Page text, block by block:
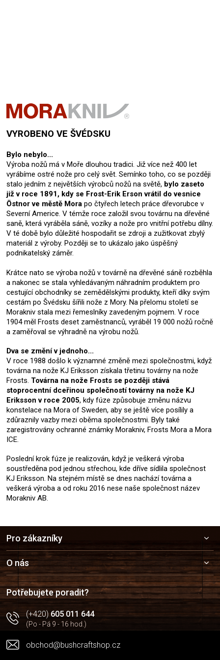
VYROBENO VE ŠVÉDSKU
Bylo nebylo...
Výroba nožů má v Moře dlouhou tradici. Již více než 400 let
vyrábíme ostré nože pro celý svět. Semínko toho, co se později
stalo jedním z největších výrobců nožů na světě, bylo zaseto
již v roce 1891, kdy se Frost-Erik Erson vrátil do vesnice
Östnor ve městě Mora po čtyřech letech práce dřevorubce v
Severní Americe. V témže roce založil svou továrnu na dřevěné
saně, která vyráběla sáně, vozíky a nože pro vnitřní potřebu dílny.
V té době bylo důležité hospodařit se zdroji a zužitkovat zbylý
materiál z výroby. Později se to ukázalo jako úspěšný
podnikatelský záměr.
Krátce nato se výroba nožů v továrně na dřevěné sáně rozběhla
a nakonec se stala vyhledávaným náhradním produktem pro
cestující obchodníky se zemědělskými produkty, kteří díky svým
cestám po Švédsku šířili nože z Mory. Na přelomu století se
Morakniv stala mezi řemeslníky zavedeným pojmem. V roce
1904 měl Frosts deset zaměstnanců, vyráběl 19 000 nožů ročně
a zaměřoval se výhradně na výrobu nožů.
Dva se změní v jednoho...
V roce 1988 došlo k významné změně mezi společnostmi, když
továrna na nože KJ Eriksson získala třetinu továrny na nože
Frosts. Továrna na nože Frosts se později stává
stoprocentní dceřinou společností továrny na nože KJ
Eriksson v roce 2005, kdy fúze způsobuje změnu názvu
konstelace na Mora of Sweden, aby se ještě více posílily a
zdůraznily vazby mezi oběma společnostmi. Byly také
zaregistrovány ochranné známky Morakniv, Frosts Mora a Mora
ICE.
Poslední krok fúze je realizován, když je veškerá výroba
soustředěna pod jednou střechou, kde dříve sídlila společnost
KJ Eriksson. Na stejném místě se dnes nachází továrna a
veškerá výroba a od roku 2016 nese naše společnost název
Morakniv AB.
a
t
í
Pro zákazníky
O nás
Potřebujete poradit?
(+420)605 011 644
(Po - Pá 9 - 16 hod.)
obchod@bushcraftshop.cz